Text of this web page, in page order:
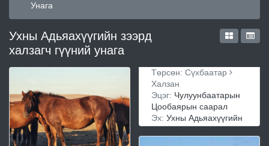
Унага
Ухны Адьяахүүгийн зээрд
халзагч гүүний унага
Төрсөн: Сүхбаатар
Халзан
Эцэг: Чулуунбаатарын
Цообаярын саарал
Эх: Ухны Адьяахүүгийн
зээрд халзагч